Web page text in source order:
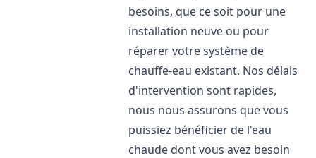
besoins, que ce soit pour une
installation neuve ou pour
réparer votre système de
chauffe-eau existant. Nos délais
d'intervention sont rapides,
nous nous assurons que vous
puissiez bénéficier de l'eau
chaude dont vous avez besoin